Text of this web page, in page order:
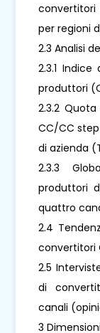
convertitori
per regioni
2.3 Analisi
2.3.1
produttori
2.3.2
CC/CC
di azienda
2.3.3
produttori
quattro
2.4
convertitori
2.5
di
canali
3